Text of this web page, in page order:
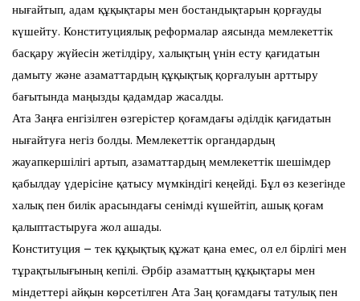
нығайтып, адам құқықтары мен бостандықтарын қорғауды
күшейту. Конституциялық реформалар аясында мемлекеттік
басқару жүйесін жетілдіру, халықтың үнін есту қағидатын
дамыту және азаматтардың құқықтық қорғалуын арттыру
бағытында маңызды қадамдар жасалды.
Ата Заңға енгізілген өзгерістер қоғамдағы әділдік қағидатын
нығайтуға негіз болды. Мемлекеттік органдардың
жауапкершілігі артып, азаматтардың мемлекеттік шешімдер
қабылдау үдерісіне қатысу мүмкіндігі кеңейді. Бұл өз кезегінде
халық пен билік арасындағы сенімді күшейтіп, ашық қоғам
қалыптастыруға жол ашады.
Конституция – тек құқықтық құжат қана емес, ол ел бірлігі мен
тұрақтылығының кепілі. Әрбір азаматтың құқықтары мен
міндеттері айқын көрсетілген Ата Заң қоғамдағы татулық пен